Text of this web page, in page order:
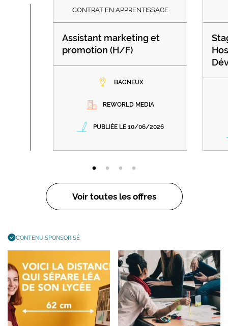
CONTRAT EN APPRENTISSAGE
Assistant marketing et
promotion (H/F)
BAGNEUX
REWORLD MEDIA
PUBLIÉE LE 10/06/2026
Voir toutes les offres
CONTENU SPONSORISÉ